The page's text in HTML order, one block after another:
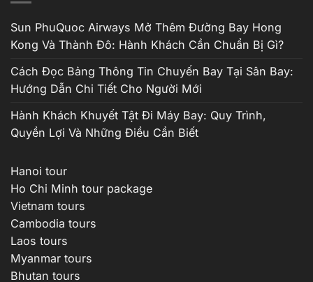
₫17,200,000
Sun PhuQuoc Airways Mở Thêm Đường Bay Hong
Kong Và Thành Đô: Hành Khách Cần Chuẩn Bị Gì?
Cách Đọc Bảng Thông Tin Chuyến Bay Tại Sân Bay:
Hướng Dẫn Chi Tiết Cho Người Mới
Hành Khách Khuyết Tật Đi Máy Bay: Quy Trình,
Quyền Lợi Và Những Điều Cần Biết
Hanoi tour
Ho Chi Minh tour package
Vietnam tours
Cambodia tours
Laos tours
Myanmar tours
Bhutan tours